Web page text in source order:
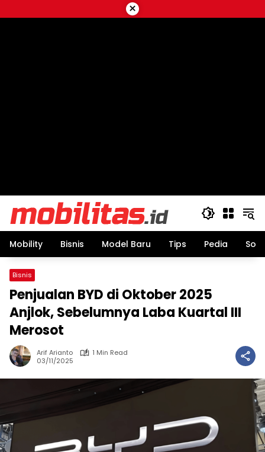
to
×
Mobility Bisnis Model Baru Tips Pedia
Bisnis
Penjualan BYD di Oktober 2025
Anjlok, Sebelumnya Laba Kuartal III
Merosot
Arif Arianto
1 Min Read
03/11/2025